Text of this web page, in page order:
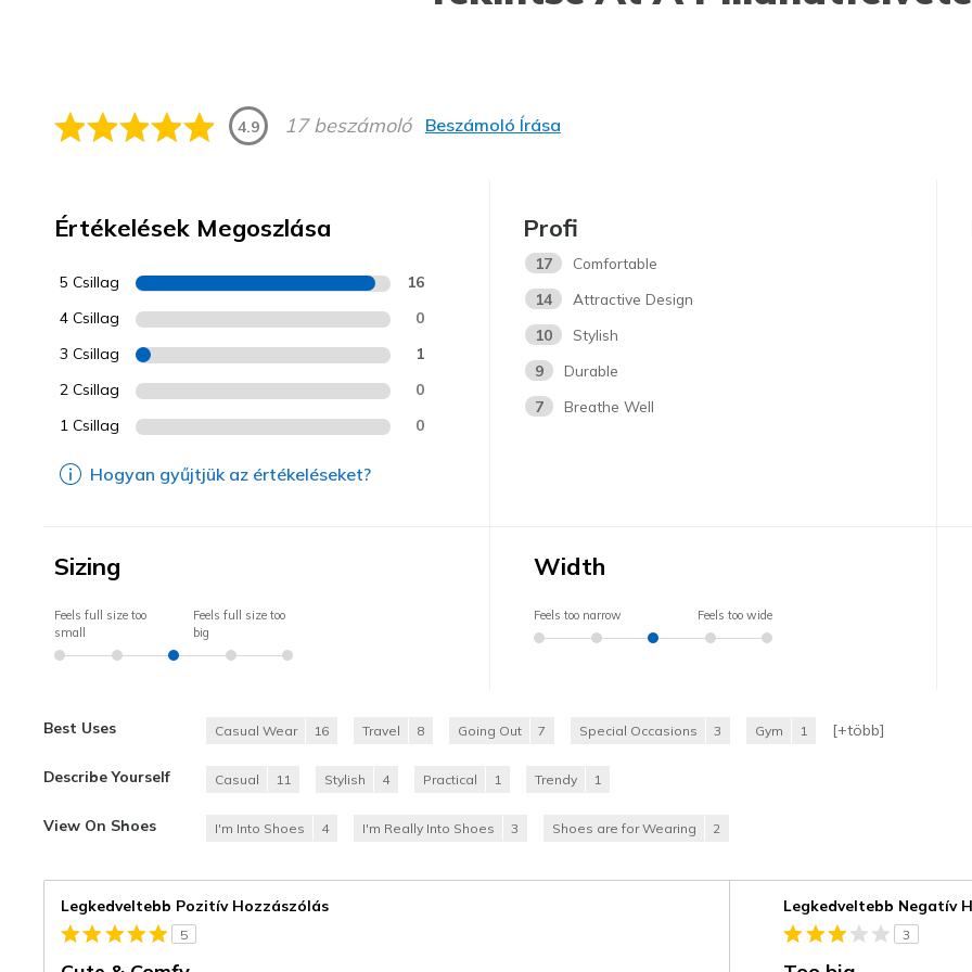
4.9 17 beszámoló Beszámoló Írása
Értékelések Megoszlása
5 Csillag 16
4 Csillag 0
3 Csillag 1
2 Csillag 0
1 Csillag 0
Hogyan gyűjtjük az értékeléseket?
Profi
17
Comfortable
14
Attractive Design
10
Stylish
9
Durable
7
Breathe Well
Sizing
Feels full size too
small
Feels full size too
big
Width
Feels too narrow Feels too wide
Best Uses Casual Wear 16 Travel 8 Going Out 7 Special Occasions 3 Gym 1 [+több]
Describe Yourself Casual 11 Stylish 4 Practical 1 Trendy 1
View On Shoes I'm Into Shoes 4 I'm Really Into Shoes 3 Shoes are for Wearing 2
Legkedveltebb Pozitív Hozzászólás
5
Legkedveltebb Negatív
3